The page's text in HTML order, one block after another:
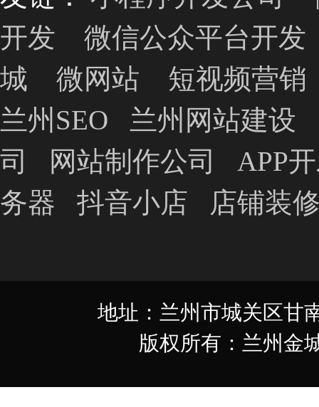
开发
微信公众平台开发
城
微网站
短视频营销
兰州SEO
兰州网站建设
司
网站制作公司
APP
务器
抖音小店 店铺装
地址：兰州市城关区甘
版权所有：兰州金